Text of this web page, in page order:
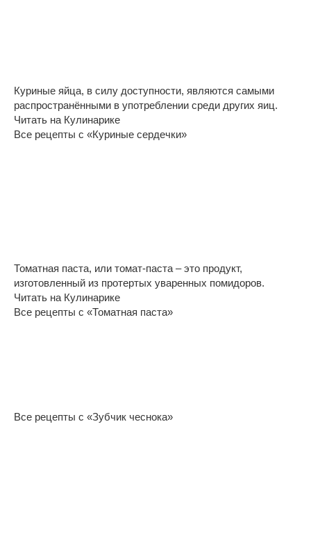
Куриные яйца, в силу доступности, являются самыми
распространёнными в употреблении среди других яиц.
Читать на Кулинарике
Все рецепты с «Куриные сердечки»
Томатная паста, или томат-паста – это продукт,
изготовленный из протертых уваренных помидоров.
Читать на Кулинарике
Все рецепты с «Томатная паста»
Все рецепты с «Зубчик чеснока»